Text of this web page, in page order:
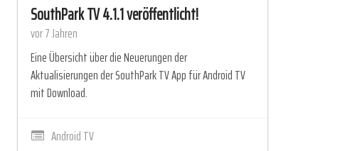
SouthPark TV 4.1.1 veröffentlicht!
vor 7 Jahren
Eine Übersicht über die Neuerungen der
Aktualisierungen der SouthPark TV App für Android TV
mit Download.
Android TV